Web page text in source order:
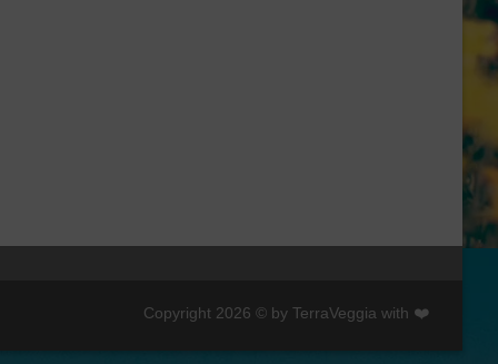
Copyright 2026 © by TerraVeggia with ❤️